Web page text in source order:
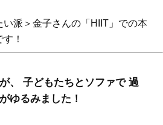
派＞金子さんの「HIIT」での本
！
、 子どもたちとソファで 過
ゆるみました！